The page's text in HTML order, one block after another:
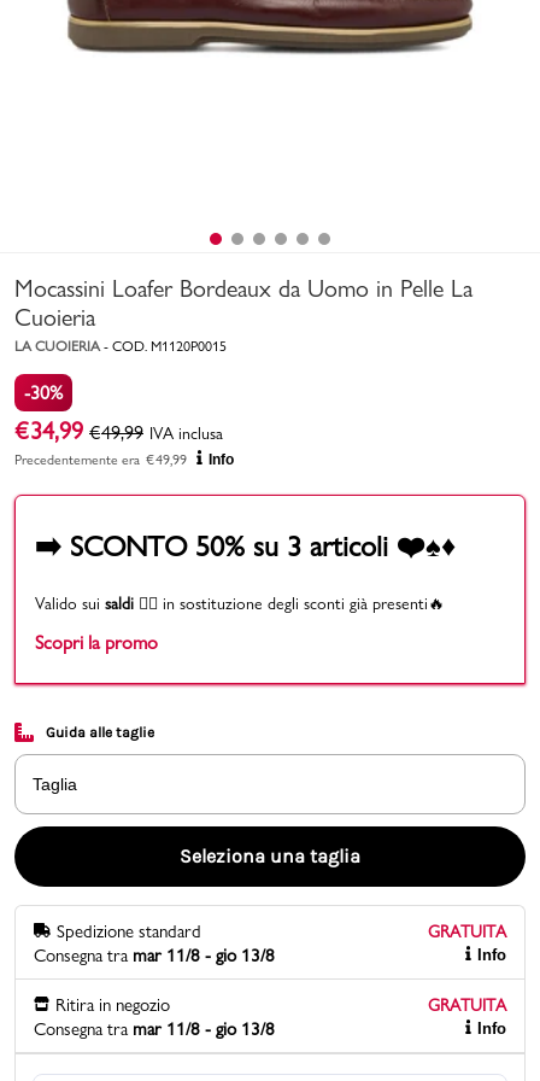
Uomo Bambino
Marchi
Carrello
Promo & News
negozi
pcard
Gift card
Mocassini Loafer Bordeaux da Uomo in Pelle La
Cuoieria
LA CUOIERIA - COD. M1120P0015
-30%
€34,99 €49,99 IVA inclusa
Precedentemente era €49,99 Info
➡️ SCONTO 50% su 3 articoli ❤️♠️♦️
Valido sui saldi 👉🏻 in sostituzione degli sconti già presenti🔥
Scopri la promo
Guida alle taglie
Taglia
Seleziona una taglia
Spedizione standard
GRATUITA
Consegna tra mar 11/8 - gio 13/8 Info
Ritira in negozio
GRATUITA
Consegna tra mar 11/8 - gio 13/8 Info